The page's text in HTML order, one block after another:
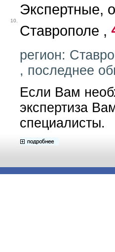
10.
Экспертные,
Ставрополе ,
регион:
, последнее
Если Вам
экспертиза
специалисты.